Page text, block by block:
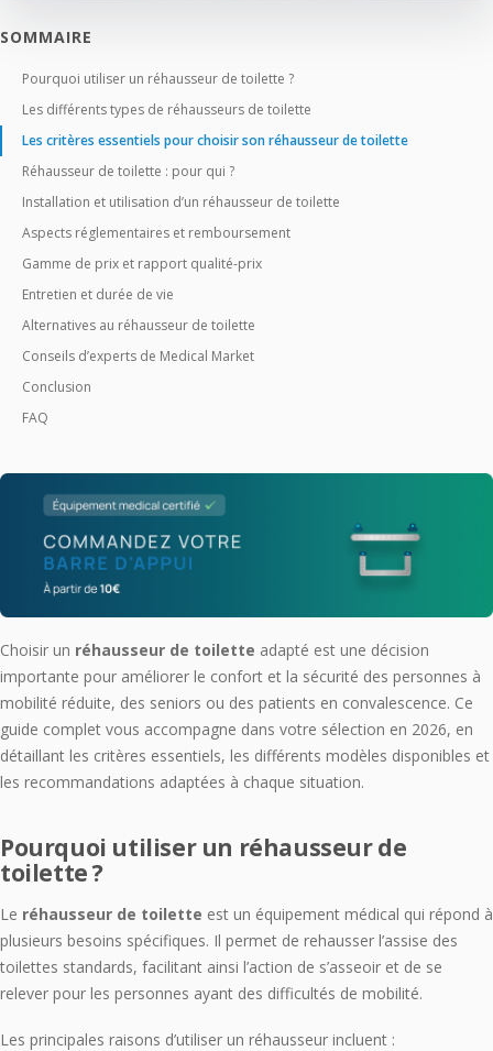
SOMMAIRE
Pourquoi utiliser un réhausseur de toilette ?
Les différents types de réhausseurs de toilette
Les critères essentiels pour choisir son réhausseur de toilette
Réhausseur de toilette : pour qui ?
Installation et utilisation d’un réhausseur de toilette
Aspects réglementaires et remboursement
Gamme de prix et rapport qualité-prix
Entretien et durée de vie
Alternatives au réhausseur de toilette
Conseils d’experts de Medical Market
Conclusion
FAQ
Choisir un réhausseur de toilette adapté est une décision
importante pour améliorer le confort et la sécurité des personnes à
mobilité réduite, des seniors ou des patients en convalescence. Ce
guide complet vous accompagne dans votre sélection en 2026, en
détaillant les critères essentiels, les différents modèles disponibles et
les recommandations adaptées à chaque situation.
Pourquoi utiliser un réhausseur de
toilette ?
Le réhausseur de toilette est un équipement médical qui répond à
plusieurs besoins spécifiques. Il permet de rehausser l’assise des
toilettes standards, facilitant ainsi l’action de s’asseoir et de se
relever pour les personnes ayant des difficultés de mobilité.
Les principales raisons d’utiliser un réhausseur incluent :